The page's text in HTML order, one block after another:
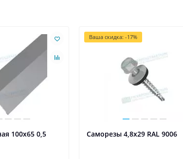
100х65 0,5
Ваша скидка: -17%
Саморезы 4,8х29 RAL 9006